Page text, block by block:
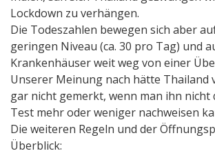
Lockdown zu verhängen.
Die Todeszahlen bewegen sich aber
geringen Niveau (ca. 30 pro Tag) und
Krankenhäuser weit weg von einer
Unserer Meinung nach hätte Thailand
gar nicht gemerkt, wenn man ihn nicht
Test mehr oder weniger nachweisen
Die weiteren Regeln und der
Überblick: